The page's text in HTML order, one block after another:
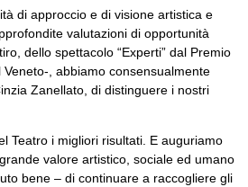
di approccio e di visione artistica e
valutazioni di opportunità
dello spettacolo “Experti” dal Premio
, abbiamo consensualmente
Zanellato, di distinguere i nostri
Teatro i migliori risultati. E auguriamo
valore artistico, sociale ed umano
bene – di continuare a raccogliere gli